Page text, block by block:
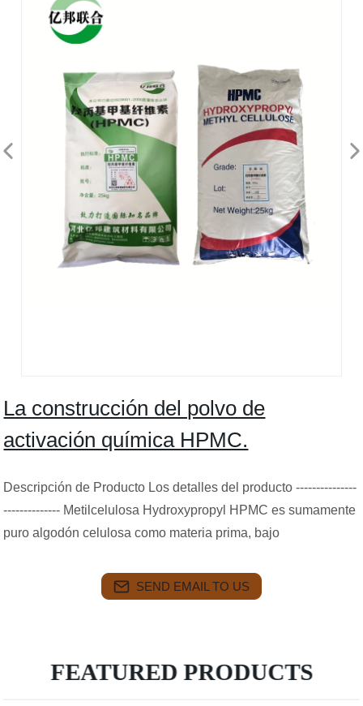
La construcción del polvo de
activación química HPMC.
Descripción de Producto Los detalles del producto ---------------
-------------- Metilcelulosa Hydroxypropyl HPMC es sumamente
puro algodón celulosa como materia prima, bajo
SEND EMAIL TO US
FEATURED PRODUCTS